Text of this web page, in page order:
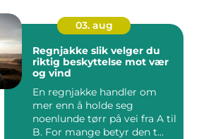
03. aug
Regnjakke slik velger du
riktig beskyttelse mot vær
og vind
En regnjakke handler om
mer enn å holde seg
noenlunde tørr på vei fra A til
B. For mange betyr den t...